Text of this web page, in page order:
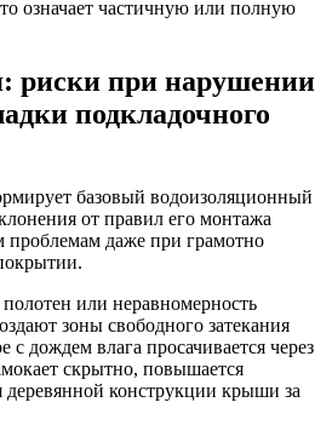
означает частичную или полную
риски при нарушении
подкладочного
базовый водоизоляционный
от правил его монтажа
проблемам даже при грамотно
или неравномерность
зоны свободного затекания
дождем влага просачивается через
скрытно, повышается
деревянной конструкции крыши за